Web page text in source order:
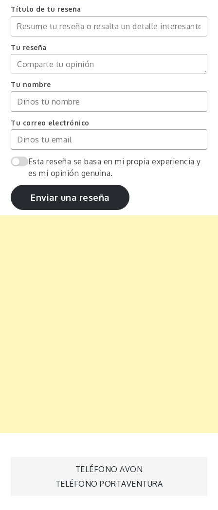
Título de tu reseña
Tu reseña
Tu nombre
Tu correo electrónico
Esta reseña se basa en mi propia experiencia y
es mi opinión genuina.
Enviar una reseña
Navegación
TELÉFONO AVON
TELÉFONO PORTAVENTURA